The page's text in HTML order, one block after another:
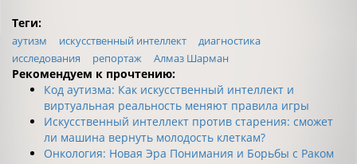
Теги:
аутизм искусственный интеллект
диагностика
исследования
репортаж Алмаз Шарман
Рекомендуем к прочтению:
Код аутизма: Как искусственный интеллект и
виртуальная реальность меняют правила игры
Искусственный интеллект против старения: сможет
ли машина вернуть молодость клеткам?
Онкология: Новая Эра Понимания и Борьбы с Раком